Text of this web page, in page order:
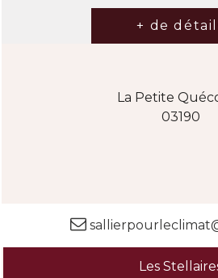
La Petite
03190
Les